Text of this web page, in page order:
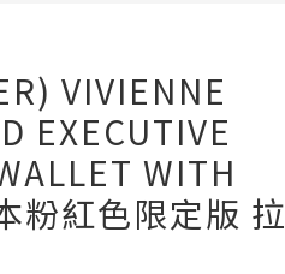
VIVIENNE
EXECUTIVE
WITH
粉紅色限定版 拉